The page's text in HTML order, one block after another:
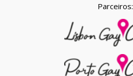
Parceiros: